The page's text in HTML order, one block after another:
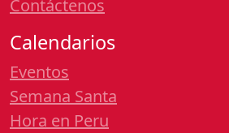
Contáctenos
Calendarios
Eventos
Semana Santa
Hora en Peru